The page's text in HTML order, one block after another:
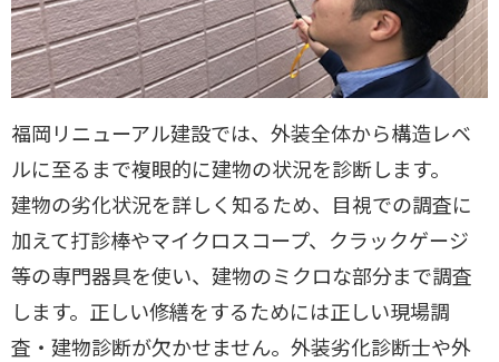
福岡リニューアル建設では、外装全体から構造レベ
ルに至るまで複眼的に建物の状況を診断します。
建物の劣化状況を詳しく知るため、目視での調査に
加えて打診棒やマイクロスコープ、クラックゲージ
等の専門器具を使い、建物のミクロな部分まで調査
します。正しい修繕をするためには正しい現場調
査・建物診断が欠かせません。外装劣化診断士や外